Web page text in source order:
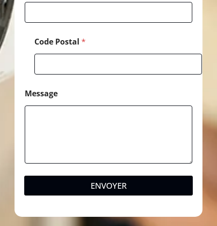
Code Postal *
Message
ENVOYER